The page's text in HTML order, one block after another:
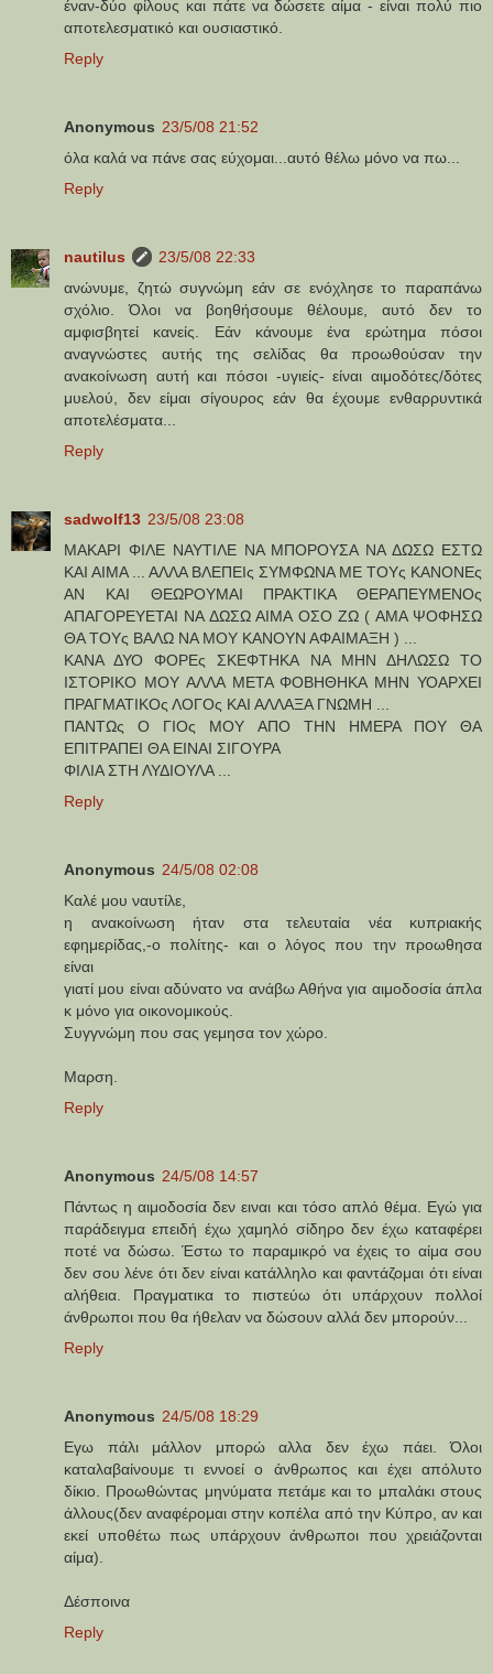
έναν-δύο φίλους και πάτε να δώσετε αίμα - είναι πολύ πιο
αποτελεσματικό και ουσιαστικό.
Reply
Anonymous 23/5/08 21:52
όλα καλά να πάνε σας εύχομαι...αυτό θέλω μόνο να πω...
Reply
nautilus
23/5/08 22:33
ανώνυμε, ζητώ συγνώμη εάν σε ενόχλησε το παραπάνω
σχόλιο. Όλοι να βοηθήσουμε θέλουμε, αυτό δεν το
αμφισβητεί κανείς. Εάν κάνουμε ένα ερώτημα πόσοι
αναγνώστες αυτής της σελίδας θα προωθούσαν την
ανακοίνωση αυτή και πόσοι -υγιείς- είναι αιμοδότες/δότες
μυελού, δεν είμαι σίγουρος εάν θα έχουμε ενθαρρυντικά
αποτελέσματα...
Reply
sadwolf13 23/5/08 23:08
ΜΑΚΑΡΙ ΦΙΛΕ ΝΑΥΤΙΛΕ ΝΑ ΜΠΟΡΟΥΣΑ ΝΑ ΔΩΣΩ ΕΣΤΩ
ΚΑΙ ΑΙΜΑ ... ΑΛΛΑ ΒΛΕΠΕΙς ΣΥΜΦΩΝΑ ΜΕ ΤΟΥς ΚΑΝΟΝΕς
ΑΝ ΚΑΙ ΘΕΩΡΟΥΜΑΙ ΠΡΑΚΤΙΚΑ ΘΕΡΑΠΕΥΜΕΝΟς
ΑΠΑΓΟΡΕΥΕΤΑΙ ΝΑ ΔΩΣΩ ΑΙΜΑ ΟΣΟ ΖΩ ( ΑΜΑ ΨΟΦΗΣΩ
ΘΑ ΤΟΥς ΒΑΛΩ ΝΑ ΜΟΥ ΚΑΝΟΥΝ ΑΦΑΙΜΑΞΗ ) ...
ΚΑΝΑ ΔΥΟ ΦΟΡΕς ΣΚΕΦΤΗΚΑ ΝΑ ΜΗΝ ΔΗΛΩΣΩ ΤΟ
ΙΣΤΟΡΙΚΟ ΜΟΥ ΑΛΛΑ ΜΕΤΑ ΦΟΒΗΘΗΚΑ ΜΗΝ ΥΟΑΡΧΕΙ
ΠΡΑΓΜΑΤΙΚΟς ΛΟΓΟς ΚΑΙ ΑΛΛΑΞΑ ΓΝΩΜΗ ...
ΠΑΝΤΩς Ο ΓΙΟς ΜΟΥ ΑΠΟ ΤΗΝ ΗΜΕΡΑ ΠΟΥ ΘΑ
ΕΠΙΤΡΑΠΕΙ ΘΑ ΕΙΝΑΙ ΣΙΓΟΥΡΑ
ΦΙΛΙΑ ΣΤΗ ΛΥΔΙΟΥΛΑ ...
Reply
Anonymous 24/5/08 02:08
Καλέ μου ναυτίλε,
η ανακοίνωση ήταν στα τελευταία νέα κυπριακής
εφημερίδας,-ο πολίτης- και ο λόγος που την προωθησα
είναι
γιατί μου είναι αδύνατο να ανάβω Αθήνα για αιμοδοσία άπλα
κ μόνο για οικονομικούς.
Συγγνώμη που σας γεμησα τον χώρο.
Μαρση.
Reply
Anonymous 24/5/08 14:57
Πάντως η αιμοδοσία δεν ειναι και τόσο απλό θέμα. Εγώ για
παράδειγμα επειδή έχω χαμηλό σίδηρο δεν έχω καταφέρει
ποτέ να δώσω. Έστω το παραμικρό να έχεις το αίμα σου
δεν σου λένε ότι δεν είναι κατάλληλο και φαντάζομαι ότι είναι
αλήθεια. Πραγματικα το πιστεύω ότι υπάρχουν πολλοί
άνθρωποι που θα ήθελαν να δώσουν αλλά δεν μπορούν...
Reply
Anonymous 24/5/08 18:29
Εγω πάλι μάλλον μπορώ αλλα δεν έχω πάει. Όλοι
καταλαβαίνουμε τι εννοεί ο άνθρωπος και έχει απόλυτο
δίκιο. Προωθώντας μηνύματα πετάμε και το μπαλάκι στους
άλλους(δεν αναφέρομαι στην κοπέλα από την Κύπρο, αν και
εκεί υποθέτω πως υπάρχουν άνθρωποι που χρειάζονται
αίμα).
Δέσποινα
Reply